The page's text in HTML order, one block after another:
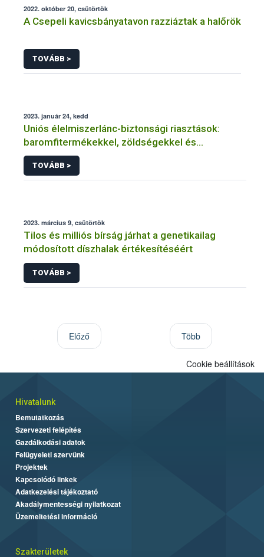
2022. október 20, csütörtök
A Csepeli kavicsbányatavon razziáztak a halőrök
TOVÁBB >
2023. január 24, kedd
Uniós élelmiszerlánc-biztonsági riasztások:
baromfitermékekkel, zöldségekkel és
gyümölcsökkel volt a legtöbb gond
TOVÁBB >
2023. március 9, csütörtök
Tilos és milliós bírság járhat a genetikailag
módosított díszhalak értékesítéséért
TOVÁBB >
Előző Több
Cookie beállítások
Hivatalunk
Bemutatkozás
Szervezeti felépítés
Gazdálkodási adatok
Felügyeleti szervünk
Projektek
Kapcsolódó linkek
Adatkezelési tájékoztató
Akadálymentességi nyilatkozat
Üzemeltetési információ
Szakterületek